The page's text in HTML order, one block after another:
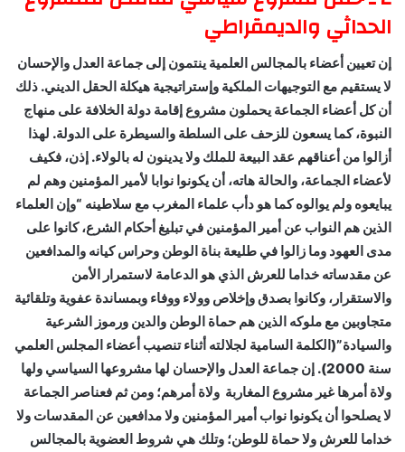
الحداثي والديمقراطي
إن تعيين أعضاء بالمجالس العلمية ينتمون إلى جماعة العدل والإحسان
لا يستقيم مع التوجيهات الملكية وإستراتيجية هيكلة الحقل الديني. ذلك
أن كل أعضاء الجماعة يحملون مشروع إقامة دولة الخلافة على منهاج
النبوة، كما يسعون للزحف على السلطة والسيطرة على الدولة. لهذا
أزالوا من أعناقهم عقد البيعة للملك ولا يدينون له بالولاء. إذن، فكيف
لأعضاء الجماعة، والحالة هاته، أن يكونوا نوابا لأمير المؤمنين وهم لم
يبايعوه ولم يوالوه كما هو دأب علماء المغرب مع سلاطينه “وإن العلماء
الذين هم النواب عن أمير المؤمنين في تبليغ أحكام الشرع، كانوا على
مدى العهود وما زالوا في طليعة بناة الوطن وحراس كيانه والمدافعين
عن مقدساته خداما للعرش الذي هو الدعامة لاستمرار الأمن
والاستقرار، وكانوا بصدق وإخلاص وولاء ووفاء وبمساندة عفوية وتلقائية
متجاوبين مع ملوكه الذين هم حماة الوطن والدين ورموز الشرعية
والسيادة”(الكلمة السامية لجلالته أثناء تنصيب أعضاء المجلس العلمي
سنة 2000). إن جماعة العدل والإحسان لها مشروعها السياسي ولها
ولاة أمرها غير مشروع المغاربة ولاة أمرهم؛ ومن ثم فعناصر الجماعة
لا يصلحوا أن يكونوا نواب أمير المؤمنين ولا مدافعين عن المقدسات ولا
خداما للعرش ولا حماة للوطن؛ وتلك هي شروط العضوية بالمجالس